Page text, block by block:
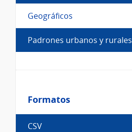
Geográficos
Padrones urbanos y rurales
Formatos
Formatos
CSV